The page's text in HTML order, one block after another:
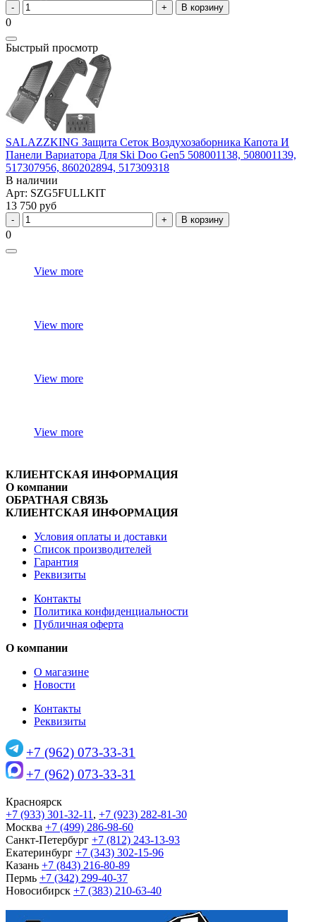
В корзину
0
Быстрый просмотр
SALAZZKING Защита Сеток Воздухозаборника Капота И
Панели Вариатора Для Ski Doo Gen5 508001138, 508001139,
517307956, 860202894, 517309318
В наличии
Арт: SZG5FULLKIT
13 750 руб
В корзину
0
View more
View more
View more
View more
КЛИЕНТСКАЯ ИНФОРМАЦИЯ
О компании
ОБРАТНАЯ СВЯЗЬ
КЛИЕНТСКАЯ ИНФОРМАЦИЯ
Условия оплаты и доставки
Список производителей
Гарантия
Реквизиты
Контакты
Политика конфиденциальности
Публичная оферта
О компании
О магазине
Новости
Контакты
Реквизиты
+7 (962) 073-33-31
+7 (962) 073-33-31
Красноярск
+7 (933) 301-32-11 , +7 (923) 282-81-30
Москва +7 (499) 286-98-60
Санкт-Петербург +7 (812) 243-13-93
Екатеринбург +7 (343) 302-15-96
Казань +7 (843) 216-80-89
Пермь +7 (342) 299-40-37
Новосибирск +7 (383) 210-63-40